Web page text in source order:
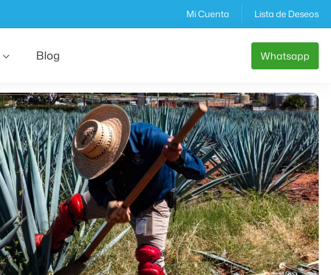
Mi Cuenta Lista de Deseos
Blog Whatsapp